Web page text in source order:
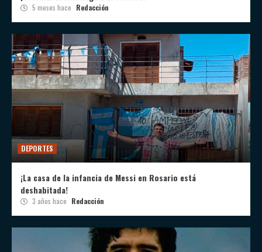
5 meses hace Redacción
DEPORTES
¡La casa de la infancia de Messi en Rosario está
deshabitada!
3 años hace Redacción